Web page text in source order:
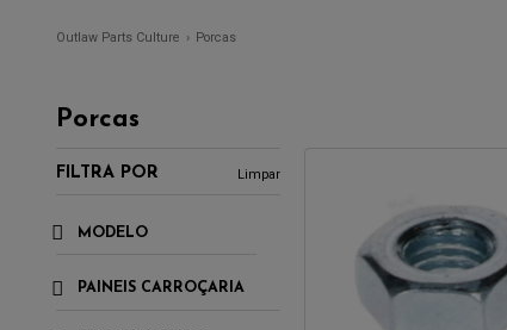
Outlaw Parts Culture Porcas
Porcas
FILTRA POR Limpar
MODELO
PAINEIS CARROÇARIA